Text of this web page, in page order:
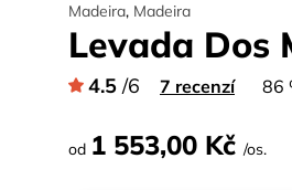
Madeira, Madeira
Levada Dos
4.5 /6 7 recenzí 86
od 1 553,00 Kč /os.